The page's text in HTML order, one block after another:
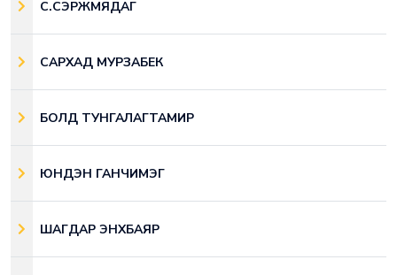
С.СЭРЖМЯДАГ
САРХАД МУРЗАБЕК
БОЛД ТУНГАЛАГТАМИР
ЮНДЭН ГАНЧИМЭГ
ШАГДАР ЭНХБАЯР